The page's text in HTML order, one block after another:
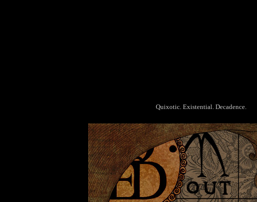
Quixotic. Existential. Decadence.